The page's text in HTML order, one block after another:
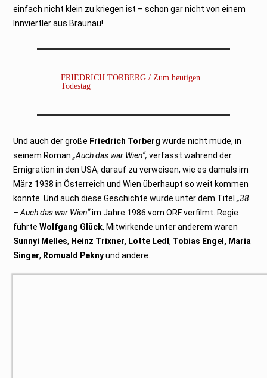
einfach nicht klein zu kriegen ist – schon gar nicht von einem
Innviertler aus Braunau!
FRIEDRICH TORBERG / Zum heutigen
Todestag
Und auch der große Friedrich Torberg wurde nicht müde, in
seinem Roman„Auch das war Wien“,verfasst während der
Emigration in den USA, darauf zu verweisen, wie es damals im
März 1938 in Österreich und Wien überhaupt so weit kommen
konnte. Und auch diese Geschichte wurde unter dem Titel„38
– Auch das war Wien“im Jahre 1986 vom ORF verfilmt. Regie
führteWolfgang Glück, Mitwirkende unter anderem waren
Sunnyi Melles, Heinz Trixner, Lotte Ledl, Tobias Engel, Maria
Singer, Romuald Peknyund andere.